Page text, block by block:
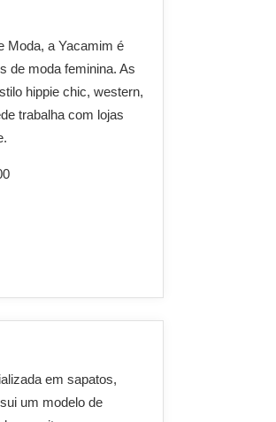
Moda, a Yacamim é
de moda feminina. As
hippie chic, western,
trabalha com lojas
em sapatos,
um modelo de